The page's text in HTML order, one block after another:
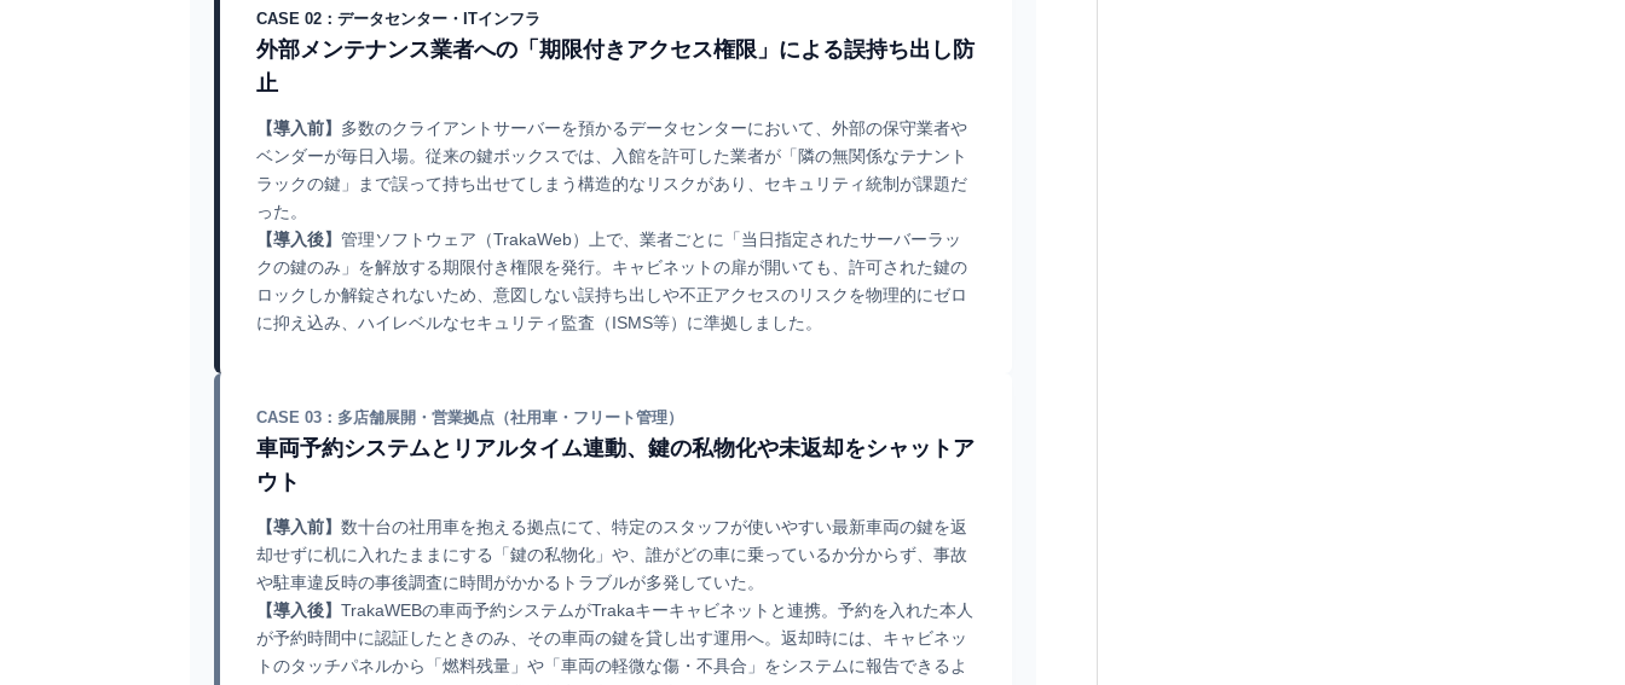
CASE 02：データセンター・ITインフラ
外部メンテナンス業者への「期限付きアクセス権限」による誤持ち出し防
止
【導入前】 多数のクライアントサーバーを預かるデータセンターにおいて、外部の保守業者や
ベンダーが毎日入場。従来の鍵ボックスでは、入館を許可した業者が「隣の無関係なテナント
ラックの鍵」まで誤って持ち出せてしまう構造的なリスクがあり、セキュリティ統制が課題だ
った。
【導入後】 管理ソフトウェア（TrakaWeb）上で、業者ごとに「当日指定されたサーバーラッ
クの鍵のみ」を解放する期限付き権限を発行。キャビネットの扉が開いても、許可された鍵の
ロックしか解錠されないため、意図しない誤持ち出しや不正アクセスのリスクを物理的にゼロ
に抑え込み、ハイレベルなセキュリティ監査（ISMS等）に準拠しました。
CASE 03：多店舗展開・営業拠点（社用車・フリート管理）
車両予約システムとリアルタイム連動、鍵の私物化や未返却をシャットア
ウト
【導入前】 数十台の社用車を抱える拠点にて、特定のスタッフが使いやすい最新車両の鍵を返
却せずに机に入れたままにする「鍵の私物化」や、誰がどの車に乗っているか分からず、事故
や駐車違反時の事後調査に時間がかかるトラブルが多発していた。
【導入後】 TrakaWEBの車両予約システムがTrakaキーキャビネットと連携。予約を入れた本人
が予約時間中に認証したときのみ、その車両の鍵を貸し出す運用へ。返却時には、キャビネッ
トのタッチパネルから「燃料残量」や「車両の軽微な傷・不具合」をシステムに報告できるよ